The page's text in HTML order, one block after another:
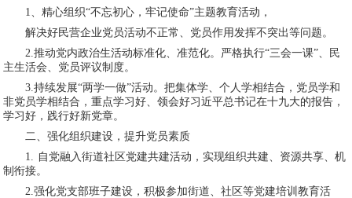
1、精心组织“不忘初心，牢记使命”主题教育活动，
解决好民营企业党员活动不正常、党员作用发挥不突出等问题。
2.推动党内政治生活动标准化、准范化。严格执行“三会一课”、民
主生活会、党员评议制度。
3.持续发展“两学一做”活动。把集体学、个人学相结合，党员学和
非党员学相结合，重点学习好、领会好习近平总书记在十九大的报告，
学习好，践行好新党章。
二、强化组织建设，提升党员素质
1. 自党融入街道社区党建共建活动，实现组织共建、资源共享、机
制衔接。
2.强化党支部班子建设，积极参加街道、社区等党建培训教育活